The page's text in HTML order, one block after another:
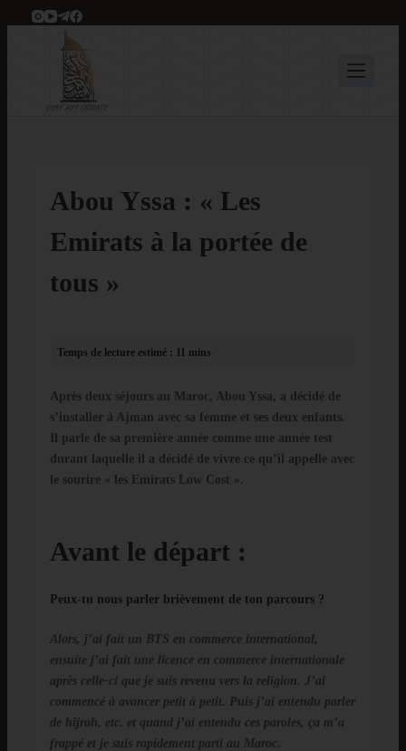
Abou Yssa : « Les
Emirats à la portée de
tous »
Après deux séjours au Maroc, Abou Yssa, a décidé de
s’installer à Ajman avec sa femme et ses deux enfants.
Il parle de sa première année comme une année test
durant laquelle il a décidé de vivre ce qu’il appelle avec
le sourire « les Emirats Low Cost ».
Avant le départ :
Peux-tu nous parler brièvement de ton parcours ?
Alors, j’ai fait un BTS en commerce international,
ensuite j’ai fait une licence en commerce internationale
après celle-ci que je suis revenu vers la religion. J’ai
commencé à avancer petit à petit. Puis j’ai entendu parler
de hijrah, etc. et quand j’ai entendu ces paroles, ça m’a
frappé et je suis rapidement parti au Maroc.